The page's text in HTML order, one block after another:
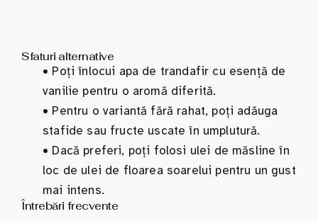
Sfaturi alternative
• Poți înlocui apa de trandafir cu esență de
vanilie pentru o aromă diferită.
• Pentru o variantă fără rahat, poți adăuga
stafide sau fructe uscate în umplutură.
• Dacă preferi, poți folosi ulei de măsline în
loc de ulei de floarea soarelui pentru un gust
mai intens.
Întrebări frecvente